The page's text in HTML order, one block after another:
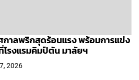
าลพริกสุดร้อนแรง พร้อมการแข่ง
รงแรมคิมป์ตัน มาลัยฯ
2026